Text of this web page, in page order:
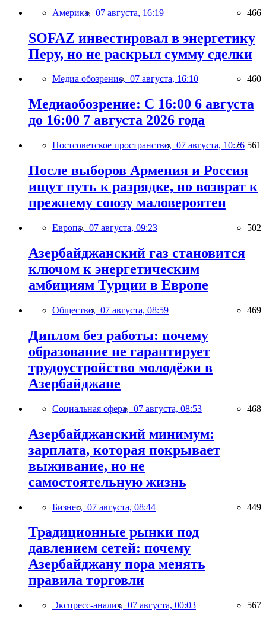
Америка, 07 августа, 16:19 466
SOFAZ инвестировал в энергетику
Перу, но не раскрыл сумму сделки
Медиа обозрение, 07 августа, 16:10 460
Медиаобозрение: С 16:00 6 августа
до 16:00 7 августа 2026 года
Постсоветское пространство, 07 августа, 10:26 561
После выборов Армения и Россия
ищут путь к разрядке, но возврат к
прежнему союзу маловероятен
Европа, 07 августа, 09:23 502
Азербайджанский газ становится
ключом к энергетическим
амбициям Турции в Европе
Общество, 07 августа, 08:59 469
Диплом без работы: почему
образование не гарантирует
трудоустройство молодёжи в
Азербайджане
Социальная сфера, 07 августа, 08:53 468
Азербайджанский минимум:
зарплата, которая покрывает
выживание, но не
самостоятельную жизнь
Бизнес, 07 августа, 08:44 449
Традиционные рынки под
давлением сетей: почему
Азербайджану пора менять
правила торговли
Экспресс-анализ, 07 августа, 00:03 567